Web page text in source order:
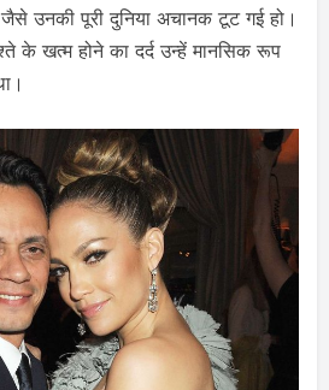
उनकी पूरी दुनिया अचानक टूट गई हो।
के खत्म होने का दर्द उन्हें मानसिक रूप